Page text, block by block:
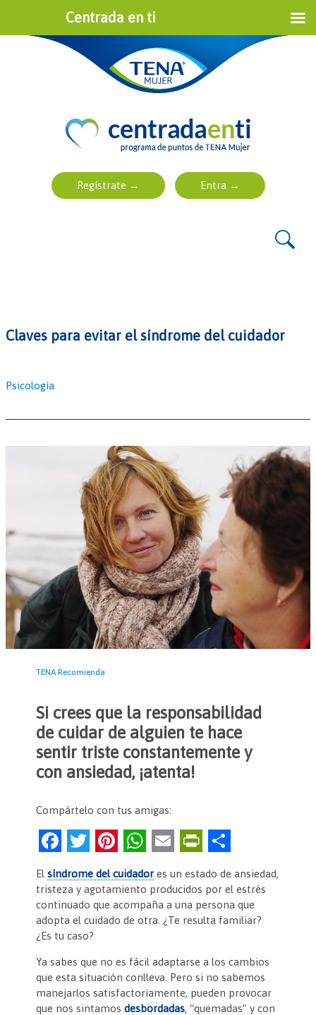
Claves para evitar el síndrome del cuidador
Psicología
TENA Recomienda
Si crees que la responsabilidad
de cuidar de alguien te hace
sentir triste constantemente y
con ansiedad, ¡atenta!
Compártelo con tus amigas:
F
a
c
e
b
o
o
k
T
w
itt
er
Pi
nt
er
es
t
W
at
s
A
p
p
E
ai
l
Pr
in
tF
ri
e
n
dl
y
m
p
ar
tir
Elsíndrome del cuidadores un estado de ansiedad,
tristeza y agotamiento producidos por el estrés
continuado que acompaña a una persona que
adopta el cuidado de otra. ¿Te resulta familiar?
¿Es tu caso?
Ya sabes que no es fácil adaptarse a los cambios
que esta situación conlleva. Pero si no sabemos
manejarlos satisfactoriamente, pueden provocar
que nos sintamosdesbordadas, “quemadas” y con
Centrada en ti